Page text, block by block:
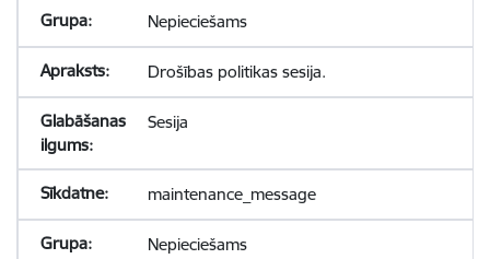
Nepieciešams
Drošības politikas sesija.
Sesija
maintenance_message
Nepieciešams